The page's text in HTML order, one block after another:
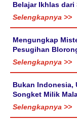
Belajar Ikhlas
Selengkapnya >>
Mengungkap
Pesugihan
Selengkapnya >>
Bukan Indonesia,
Songket Milik
Selengkapnya >>